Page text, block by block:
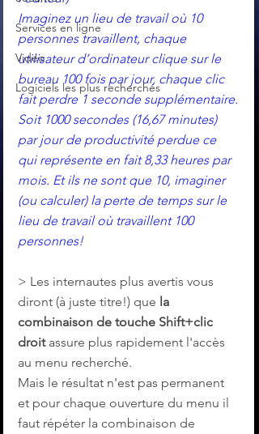
Services en ligne
Video
Logiciels les plus recherchés
Imaginez un lieu de travail où 10
personnes travaillent, chaque
utilisateur d’ordinateur clique sur le
bureau 100 fois par jour, chaque clic
fait perdre 1 seconde supplémentaire.
Soit 1000 secondes (16,67 minutes)
par jour de productivité perdue ce
qui représente en fait 8,33 heures par
mois. Et ils ne sont que 10, imaginer
(ou calculer) la perte de temps sur le
lieu de travail où travaillent 100
personnes!
> Les internautes plus avertis vous
diront (à juste titre!) que la
combinaison de touche Shift+clic
droit assure plus rapidement l'accès
au menu recherché.
Mais le résultat n'est pas permanent
et pour chaque ouverture du menu il
faut répéter la combinaison de